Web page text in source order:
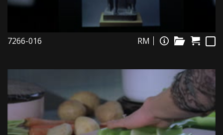
7266-016 RM